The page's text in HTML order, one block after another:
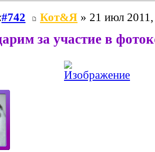
#742 Кот&Я » 21 июл
за участие в